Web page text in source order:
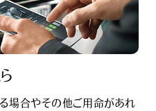
場合やその他ご用命があれ